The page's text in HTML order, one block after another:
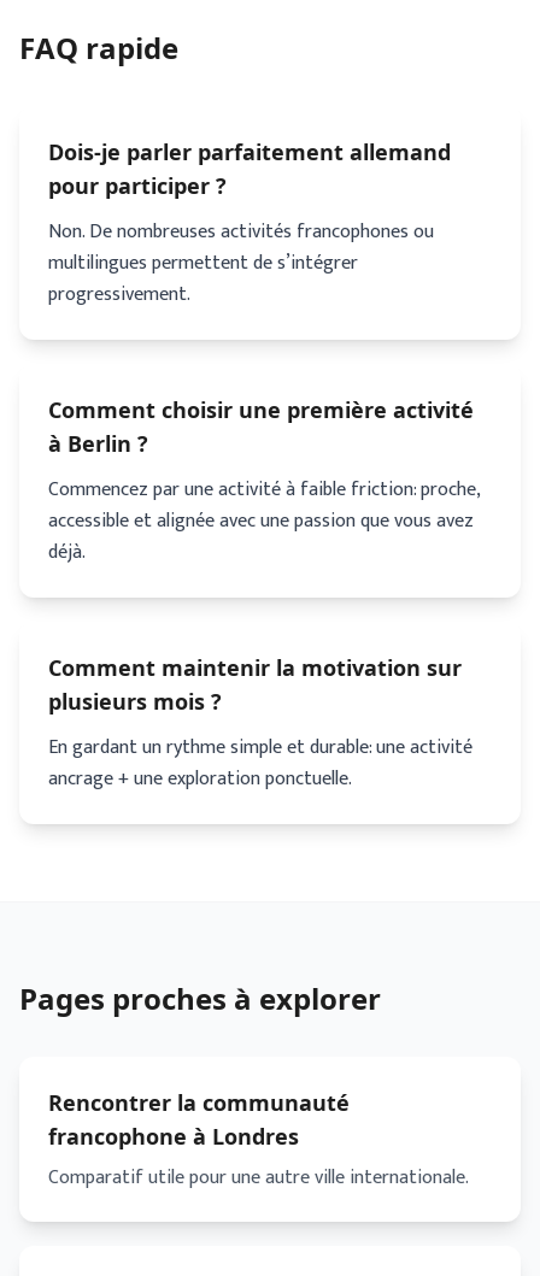
FAQ rapide
Dois-je parler parfaitement allemand
pour participer ?
Non. De nombreuses activités francophones ou
multilingues permettent de s’intégrer
progressivement.
Comment choisir une première activité
à Berlin ?
Commencez par une activité à faible friction: proche,
accessible et alignée avec une passion que vous avez
déjà.
Comment maintenir la motivation sur
plusieurs mois ?
En gardant un rythme simple et durable: une activité
ancrage + une exploration ponctuelle.
Pages proches à explorer
Rencontrer la communauté
francophone à Londres
Comparatif utile pour une autre ville internationale.